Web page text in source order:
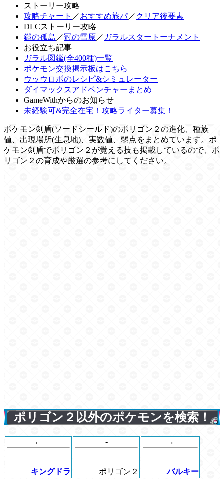
ストーリー攻略
攻略チャート ／おすすめ旅パ／ クリア後要素
DLCストーリー攻略
鎧の孤島 ／冠の雪原／ ガラルスタートーナメント
お役立ち記事
ガラル図鑑(全400種)一覧
ポケモン交換掲示板はこちら
ウッウロボのレシピ&シミュレーター
ダイマックスアドベンチャーまとめ
GameWithからのお知らせ
未経験可&完全在宅！攻略ライター募集！
ポケモン剣盾(ソードシールド)のポリゴン２の進化、種族
値、出現場所(生息地)、実数値、弱点をまとめています。ポ
ケモン剣盾でポリゴン２が覚える技も掲載しているので、ポ
リゴン２の育成や厳選の参考にしてください。
ポリゴン２以外のポケモンを検索！
←
キングドラ
-
ポリゴン２
→
バルキー